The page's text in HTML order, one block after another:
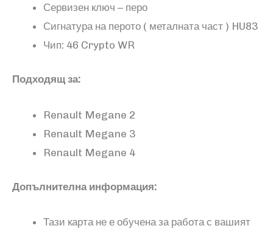
Сервизен ключ – перо
Сигнатура на перото ( металната част ) HU83
Чип: 46 Crypto WR
Подходящ за:
Renault Megane 2
Renault Megane 3
Renault Megane 4
Допълнителна информация:
Тази карта не е обучена за работа с вашият